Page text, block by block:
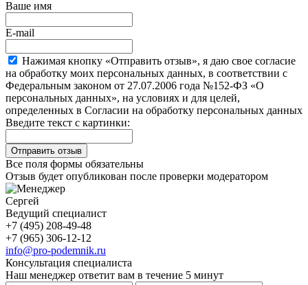
Ваше имя
E-mail
Нажимая кнопку «Отправить отзыв», я даю свое согласие
на обработку моих персональных данных, в соответствии с
Федеральным законом от 27.07.2006 года №152-ФЗ «О
персональных данных», на условиях и для целей,
определенных в Согласии на обработку персональных данных
Введите текст с картинки:
Все поля формы обязательны
Отзыв будет опубликован после проверки модератором
Сергей
Ведущий специалист
+7 (495) 208-49-48
+7 (965) 306-12-12
info@pro-podemnik.ru
Консультация специалиста
Наш менеджер ответит вам в течение 5 минут